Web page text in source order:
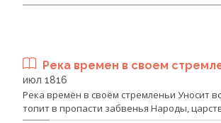
Река времен в своем
июл 1816
Река времён в своём стремленьи Уносит
топит в пропасти забвенья Народы,